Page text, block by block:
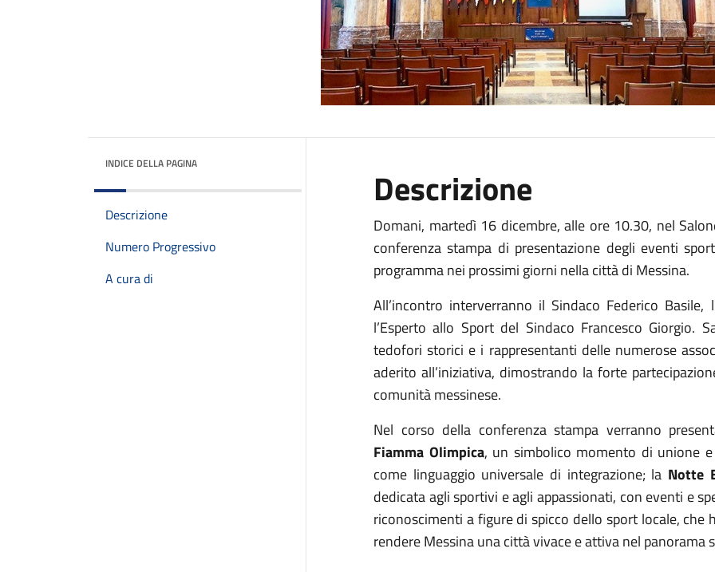
INDICE DELLA PAGINA
Descrizione
Numero Progressivo
A cura di
Descrizione
Domani, martedì 16 dicembre, alle ore 10.30, nel
conferenza stampa di presentazione degli eventi
programma nei prossimi giorni nella città di Messina.
All’incontro interverranno il Sindaco Federico Basile,
l’Esperto allo Sport del Sindaco Francesco Giorgio.
tedofori storici e i rappresentanti delle numerose
aderito all’iniziativa, dimostrando la forte
comunità messinese.
Nel corso della conferenza stampa verranno
Fiamma Olimpica, un simbolico momento di unione
come linguaggio universale di integrazione; la Notte
dedicata agli sportivi e agli appassionati, con eventi e
riconoscimenti a figure di spicco dello sport locale,
rendere Messina una città vivace e attiva nel panorama